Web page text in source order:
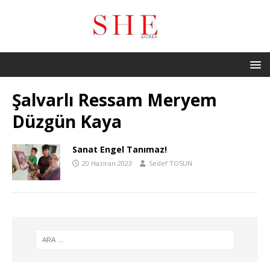
Şalvarlı Ressam Meryem
Düzgün Kaya
Sanat Engel Tanımaz!
20 Haziran 2023 Sedef TOSUN